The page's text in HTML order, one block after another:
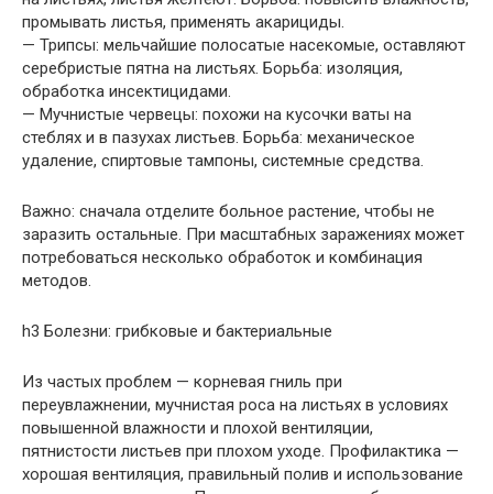
промывать листья, применять акарициды.
— Трипсы: мельчайшие полосатые насекомые, оставляют
серебристые пятна на листьях. Борьба: изоляция,
обработка инсектицидами.
— Мучнистые червецы: похожи на кусочки ваты на
стеблях и в пазухах листьев. Борьба: механическое
удаление, спиртовые тампоны, системные средства.
Важно: сначала отделите больное растение, чтобы не
заразить остальные. При масштабных заражениях может
потребоваться несколько обработок и комбинация
методов.
h3 Болезни: грибковые и бактериальные
Из частых проблем — корневая гниль при
переувлажнении, мучнистая роса на листьях в условиях
повышенной влажности и плохой вентиляции,
пятнистости листьев при плохом уходе. Профилактика —
хорошая вентиляция, правильный полив и использование